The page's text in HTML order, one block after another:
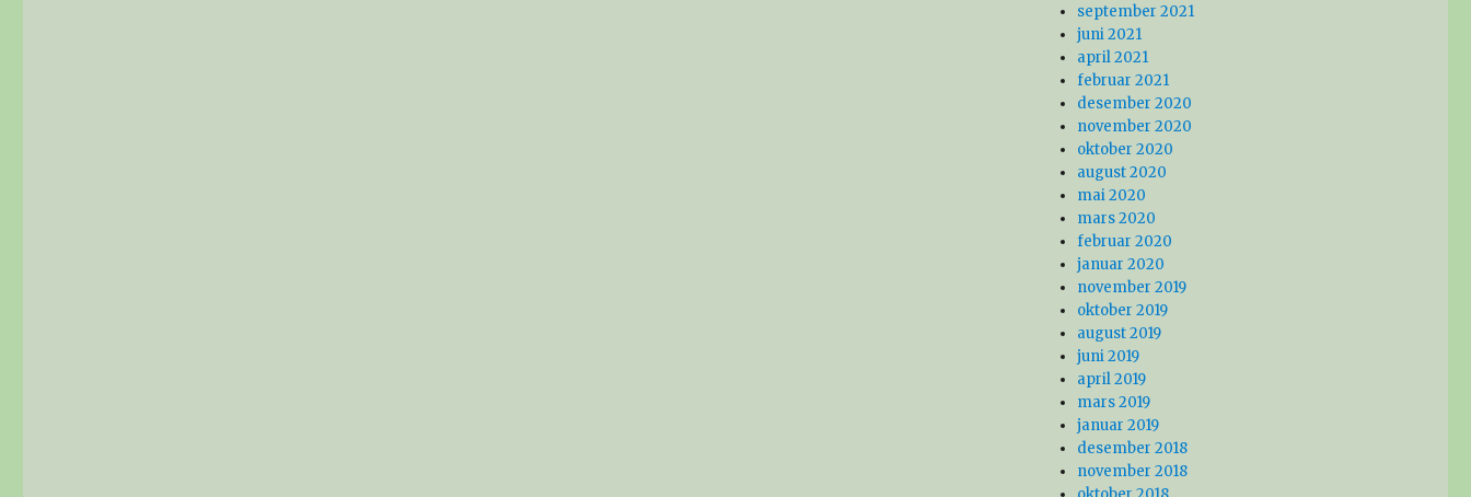
september 2021
juni 2021
april 2021
februar 2021
desember 2020
november 2020
oktober 2020
august 2020
mai 2020
mars 2020
februar 2020
januar 2020
november 2019
oktober 2019
august 2019
juni 2019
april 2019
mars 2019
januar 2019
desember 2018
november 2018